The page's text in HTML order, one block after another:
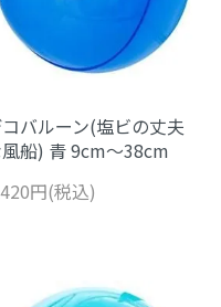
バルーン(塩ビの丈夫
船) 青 9cm～38cm
円(税込)